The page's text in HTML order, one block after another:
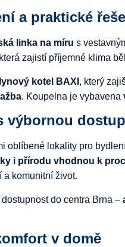
a praktické
linka na míru s
která zajistí příjemné klima
kotel BAXI , který
. Koupelna je vybavena
výbornou
oblíbené lokality pro
i přírodu vhodnou k
a komunitní život.
dostupnostdo centra Brna –
v domě